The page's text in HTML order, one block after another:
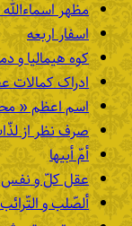
مظهر
اسفار اربعه
کوه هیمالیا و
ادراک کمالات
اسم اعظم «
صرف نظر از
أمّ أبیها
عقل کلّ و
ألصّلب و التّرائب